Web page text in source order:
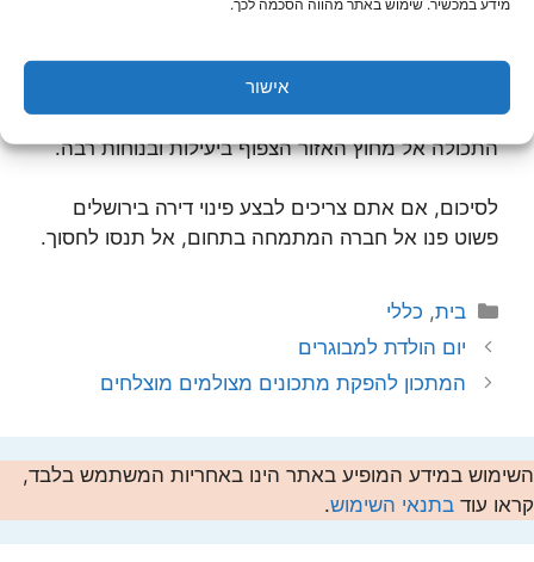
מידע במכשיר. שימוש באתר מהווה הסכמה לכך.
אישור
של דירה מאזור כזה עליכם לפנות אל חברת פינוי אשר
יש לה כלי שינוע המתאימים לאזורים הללו כמו עגלות
צרות או כלי רכב קטנים בעזרתם יוכלו לשנע את
התכולה אל מחוץ האזור הצפוף ביעילות ובנוחות רבה.
לסיכום, אם אתם צריכים לבצע פינוי דירה בירושלים
פשוט פנו אל חברה המתמחה בתחום, אל תנסו לחסוך.
קטגוריות
בית, כללי
יום הולדת למבוגרים
המתכון להפקת מתכונים מצולמים מוצלחים
השימוש במידע המופיע באתר הינו באחריות המשתמש בלבד,
קראו עוד בתנאי השימוש.